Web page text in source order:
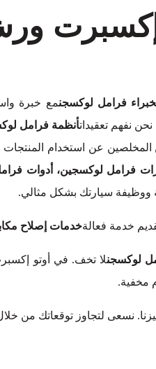
إكسبرت
خبراء فرامل لوكسجنمع خبرة
نحن نفهم تعقيداتأنظمة فرامل
المخلصين عن استخدام المنتجات
فرامل لوكسجين، أدوات
ووظيفة سيارتك بشكل مثالي.
خدمة فعالةخدمات إصلاح
لوكسجنلا تخف. في أوتو
مخفية.
يميزنا. نسعى لتجاوز توقعاتك من